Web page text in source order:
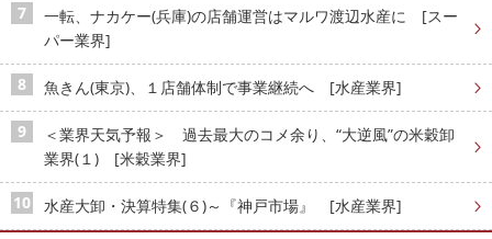
一転、ナカケー(兵庫)の店舗運営はマルワ渡辺水産に [スー
パー業界]
魚きん(東京)、１店舗体制で事業継続へ [水産業界]
＜業界天気予報＞ 過去最大のコメ余り、“大逆風”の米穀卸
業界(１) [米穀業界]
水産大卸・決算特集(６)～『神戸市場』 [水産業界]